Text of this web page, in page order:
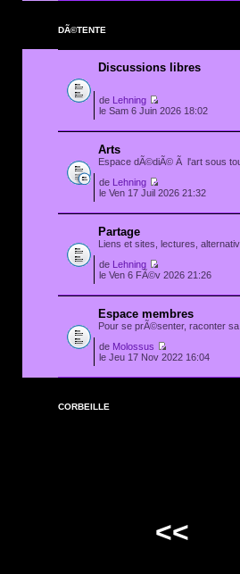
DÃ©TENTE
Discussions libres
de
Lehning
le Sam 6 Juin 2026 18:02
Arts
Espace dÃ©diÃ© Ã l'art sous
de
Lehning
le Ven 17 Juil 2026 21:32
Partage
Liens et sites, lectures,
de
Lehning
le Ven 6 FÃ©v 2026 21:26
Espace membres
Pour se prÃ©senter, raconter sa
de Molossus
le Jeu 17 Nov 2022 16:04
CORBEILLE
<<